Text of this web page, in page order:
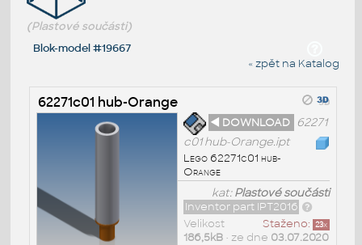
(Plastové součásti)
Blok-model #19667
« zpět na Katalog
62271c01 hub-Orange
◄ DOWNLOAD
62271
c01 hub-Orange.ipt
Lego 62271c01 hub-
Orange
kat:Plastové součásti
Inventor part IPT2016
Staženo: 23x
Velikost
186,5kB• ze dne 03.07.2020